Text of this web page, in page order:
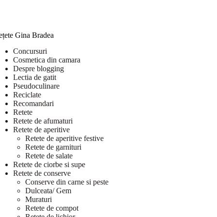
Gina Bradea
Concursuri
Cosmetica din camara
Despre blogging
Lectia de gatit
Pseudoculinare
Reciclate
Recomandari
Retete
Retete de afumaturi
Retete de aperitive
Retete de aperitive festive
Retete de garnituri
Retete de salate
Retete de ciorbe si supe
Retete de conserve
Conserve din carne si peste
Dulceata/ Gem
Muraturi
Retete de compot